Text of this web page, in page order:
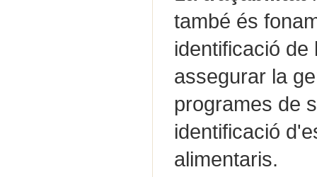
també és
identificació de
assegurar la
programes de
identificació
alimentaris.